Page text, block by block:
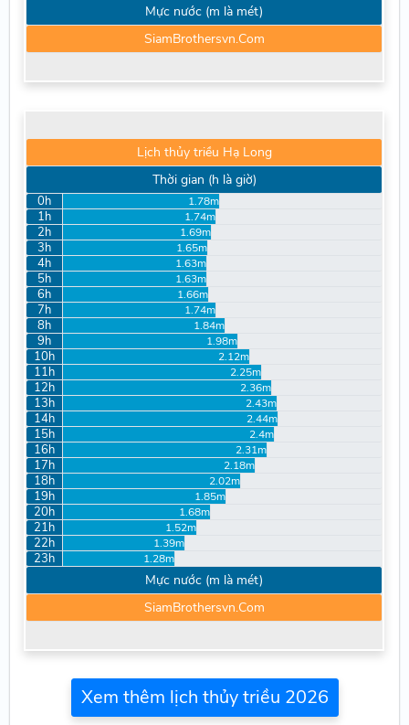
Mực nước (m là mét)
SiamBrothersvn.Com
Lịch thủy triều Hạ Long
Thời gian (h là giờ)
0h 1.78m
1h 1.74m
2h 1.69m
3h 1.65m
4h 1.63m
5h 1.63m
6h 1.66m
7h 1.74m
8h 1.84m
9h 1.98m
10h 2.12m
11h 2.25m
12h 2.36m
13h 2.43m
14h 2.44m
15h 2.4m
16h 2.31m
17h 2.18m
18h 2.02m
19h 1.85m
20h 1.68m
21h 1.52m
22h 1.39m
23h 1.28m
Mực nước (m là mét)
SiamBrothersvn.Com
Xem thêm lịch thủy triều 2026